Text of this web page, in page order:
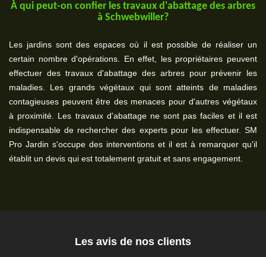
À qui peut-on confier les travaux d'abattage des arbres
à Schwebwiller?
Les jardins sont des espaces où il est possible de réaliser un
certain nombre d'opérations. En effet, les propriétaires peuvent
effectuer des travaux d'abattage des arbres pour prévenir les
maladies. Les grands végétaux qui sont atteints de maladies
contagieuses peuvent être des menaces pour d'autres végétaux
à proximité. Les travaux d'abattage ne sont pas faciles et il est
indispensable de rechercher des experts pour les effectuer. SM
Pro Jardin s'occupe des interventions et il est à remarquer qu'il
établit un devis qui est totalement gratuit et sans engagement.
Les avis de nos clients